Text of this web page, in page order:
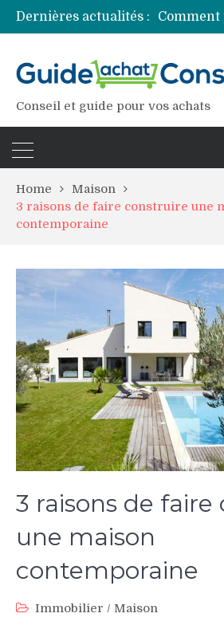
Dernières actualités :
Conseil et guide pour vos achats
Home
Maison
3 raisons de faire construire une
contemporaine
3 raisons de
une maison
contemporaine
Immobilier / Maison